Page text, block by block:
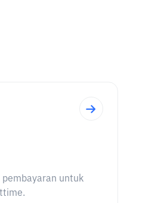
pembayaran untuk